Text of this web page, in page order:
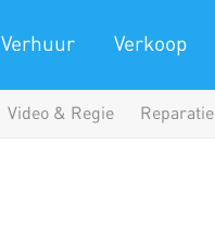
Verhuur Verkoop
Video & Regie Reparatie